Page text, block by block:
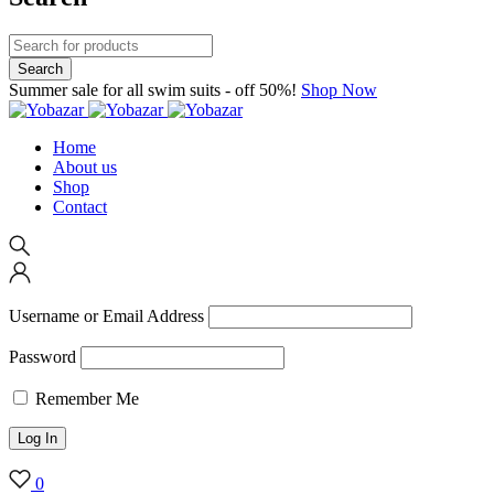
Summer sale for all swim suits - off 50%! Shop Now
Home
About us
Shop
Contact
Username or Email Address
Password
Remember Me
0